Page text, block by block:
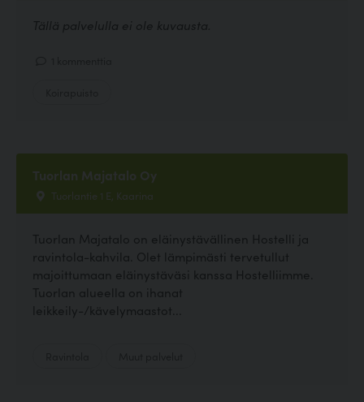
Tällä palvelulla ei ole kuvausta.
Tuorlan Majatalo Oy
Tuorlantie 1 E, Kaarina
Tuorlan Majatalo on eläinystävällinen Hostelli ja
ravintola-kahvila. Olet lämpimästi tervetullut
majoittumaan eläinystäväsi kanssa Hostelliimme.
Tuorlan alueella on ihanat
leikkeily-/kävelymaastot...